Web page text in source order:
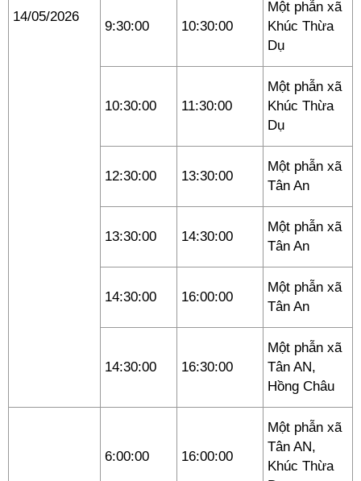
14/05/2026
9:30:00 10:30:00
Một phẫn xã
Khúc Thừa
Dụ
10:30:00 11:30:00
Một phẫn xã
Khúc Thừa
Dụ
12:30:00 13:30:00
Một phẫn xã
Tân An
13:30:00 14:30:00
Một phẫn xã
Tân An
14:30:00 16:00:00
Một phẫn xã
Tân An
14:30:00 16:30:00
Một phẫn xã
Tân AN,
Hồng Châu
6:00:00 16:00:00
Một phẫn xã
Tân AN,
Khúc Thừa